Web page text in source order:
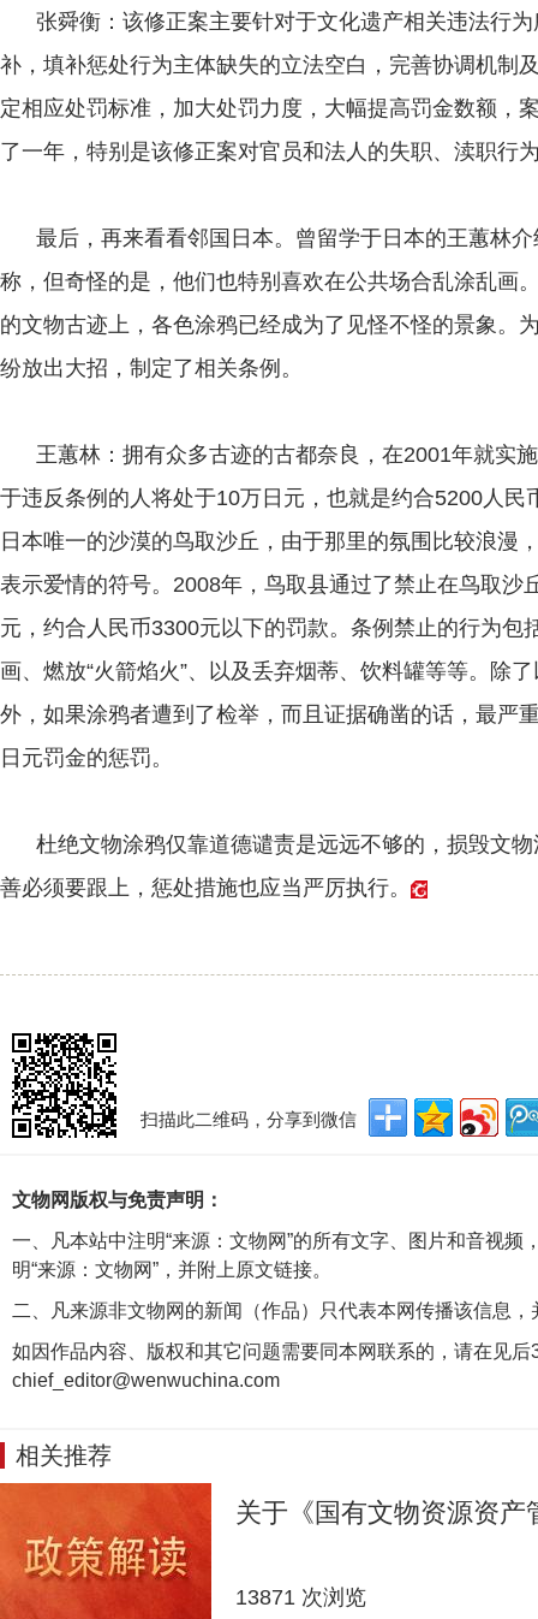
张舜衡：该修正案主要针对于文化遗产相关违法行为
补，填补惩处行为主体缺失的立法空白，完善协调机制
定相应处罚标准，加大处罚力度，大幅提高罚金数额，
了一年，特别是该修正案对官员和法人的失职、渎职行
最后，再来看看邻国日本。曾留学于日本的王蕙林介
称，但奇怪的是，他们也特别喜欢在公共场合乱涂乱画
的文物古迹上，各色涂鸦已经成为了见怪不怪的景象。
纷放出大招，制定了相关条例。
王蕙林：拥有众多古迹的古都奈良，在2001年就实
于违反条例的人将处于10万日元，也就是约合5200人
日本唯一的沙漠的鸟取沙丘，由于那里的氛围比较浪漫
表示爱情的符号。2008年，鸟取县通过了禁止在鸟取沙
元，约合人民币3300元以下的罚款。条例禁止的行为包
画、燃放“火箭焰火”、以及丢弃烟蒂、饮料罐等等。除
外，如果涂鸦者遭到了检举，而且证据确凿的话，最严
日元罚金的惩罚。
杜绝文物涂鸦仅靠道德谴责是远远不够的，损毁文物
善必须要跟上，惩处措施也应当严厉执行。
扫描此二维码，分享到微信
文物网版权与免责声明：
一、凡本站中注明“来源：文物网”的所有文字、图片和音视
明“来源：文物网”，并附上原文链接。
二、凡来源非文物网的新闻（作品）只代表本网传播该信息
如因作品内容、版权和其它问题需要同本网联系的，请在见后
chief_editor@wenwuchina.com
相关推荐
关于《国有文物资源资
13871 次浏览